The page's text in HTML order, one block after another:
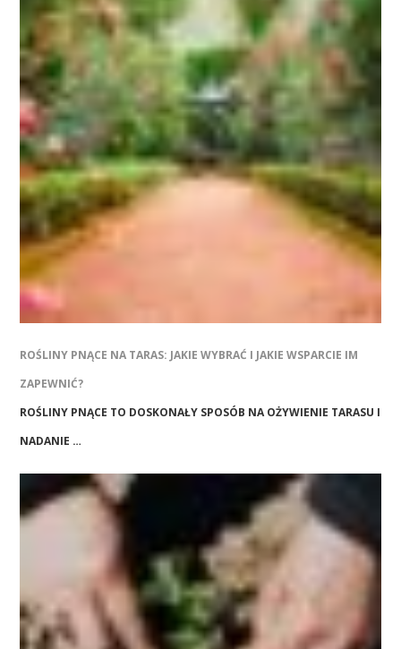
ROŚLINY PNĄCE NA TARAS: JAKIE WYBRAĆ I JAKIE WSPARCIE IM
ZAPEWNIĆ?
ROŚLINY PNĄCE TO DOSKONAŁY SPOSÓB NA OŻYWIENIE TARASU I
NADANIE …